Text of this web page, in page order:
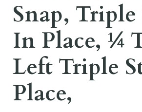
Snap, Triple
In Place, ¼
Left Triple
Place,